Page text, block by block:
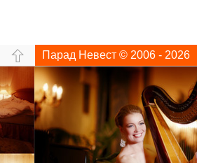
Парад Невест © 2006 - 2026